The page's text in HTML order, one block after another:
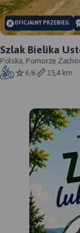
OFICJALNY PRZEBIEG
Szlak Bielika
oficjalny
Polska, Pomorze
6/6
15,4 km